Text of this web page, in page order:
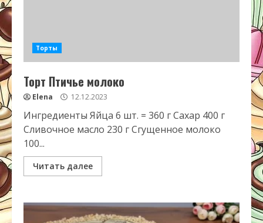
Торты
Торт Птичье молоко
Elena 12.12.2023
Ингредиенты Яйца 6 шт. = 360 г Сахар 400 г
Сливочное масло 230 г Сгущенное молоко
100...
Читать далее